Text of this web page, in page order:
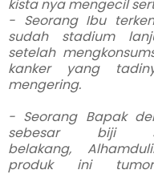
kista nya mengecil
- Seorang Ibu
sudah stadium
setelah
kanker yang
mengering.
- Seorang Bapak
sebesar biji
belakang,
produk ini